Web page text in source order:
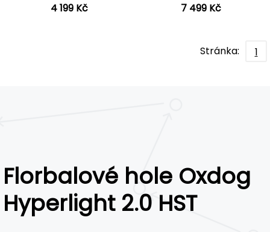
4 199 Kč 7 499 Kč
Stránka: 1
Florbalové hole Oxdog
Hyperlight 2.0 HST